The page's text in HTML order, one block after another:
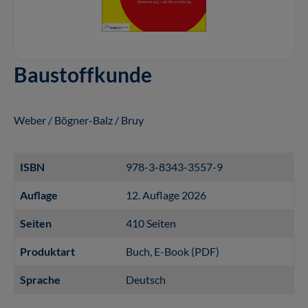
Baustoffkunde
Weber / Bögner-Balz / Bruy
ISBN 978-3-8343-3557-9
Auflage 12. Auflage 2026
Seiten 410 Seiten
Produktart Buch , E-Book (PDF)
Sprache Deutsch